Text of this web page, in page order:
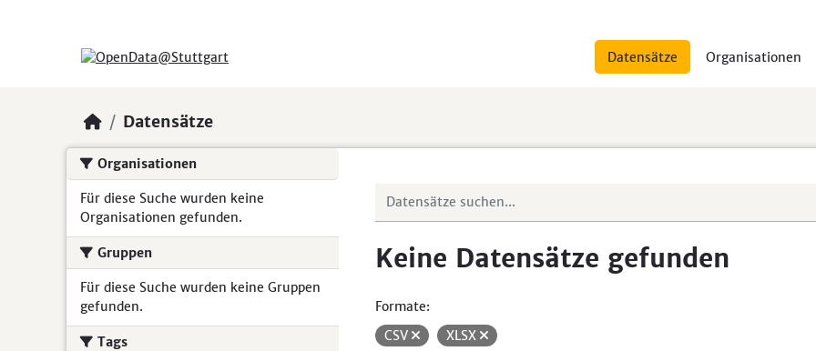
Datensätze Organisationen
Datensätze
Organisationen
Für diese Suche wurden keine
Organisationen gefunden.
Gruppen
Für diese Suche wurden keine Gruppen
gefunden.
Tags
Keine Datensätze gefunden
Formate:
CSV
XLSX